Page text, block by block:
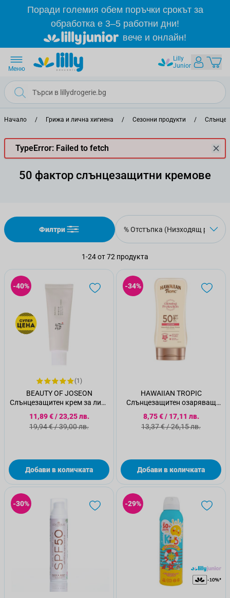
Прескачане към съдържанието
Поради големия обем поръчки срокът за
обработка е 3–5 работни дни!
вече и онлайн!
Lilly
Junior
Меню
Начало / Грижа и лична хигиена / Сезонни продукти /
TypeError: Failed to fetch
50 фактор слънцезащитни кремове
Филтри
1-24от72 продукта
-40%
(1)
BEAUTY OF JOSEON
Слънцезащитен крем за лице
с екстракт от ориз и
пробиотик SPF 50, 50 мл
Специална цена
11,89 €/23,25 лв.
Стандартна цена
19,94 €/39,00 лв.
Добави в количката
-34%
HAWAIIAN TROPIC
Слънцезащитен озаряващ
лосион SPF50, 180 мл
Специална цена
8,75 €/ 17,11 лв.
Стандартна цена
13,37 €/26,15 лв.
Добави в количката
-30% -29%